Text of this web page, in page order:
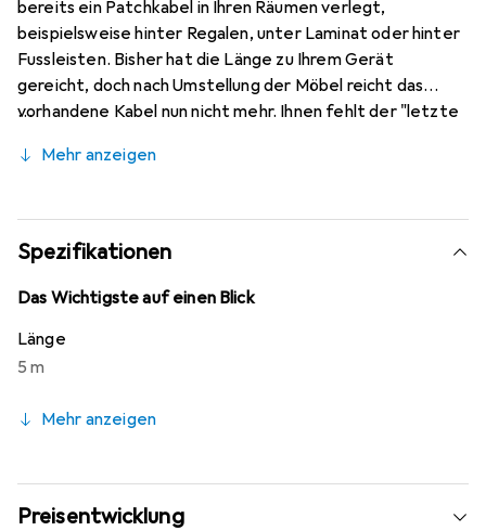
bereits ein Patchkabel in Ihren Räumen verlegt,
beispielsweise hinter Regalen, unter Laminat oder hinter
Fussleisten. Bisher hat die Länge zu Ihrem Gerät
gereicht, doch nach Umstellung der Möbel reicht das
vorhandene Kabel nun nicht mehr. Ihnen fehlt der "letzte
ersetzen, schliessen Sie einfach eine
bis zu Ihrem Endgerät an.
Mehr anzeigen
Spezifikationen
Das Wichtigste auf einen Blick
Länge
5 m
Mehr anzeigen
Preisentwicklung